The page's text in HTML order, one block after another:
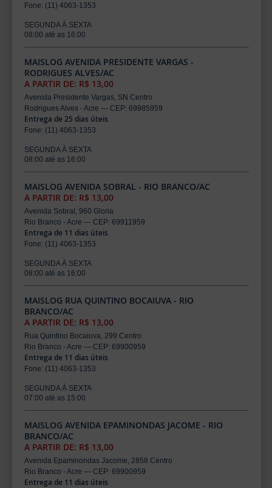
Fone: (11) 4063-1353
SEGUNDA À SEXTA
08:00 até as 16:00
MAISLOG AVENIDA PRESIDENTE VARGAS -
RODRIGUES ALVES/AC
A PARTIR DE: R$ 13,00
Avenida Presidente Vargas, SN Centro
Rodrigues Alves - Acre — CEP: 69985959
Entrega de 25 dias úteis
Fone: (11) 4063-1353
SEGUNDA À SEXTA
08:00 até as 16:00
MAISLOG AVENIDA SOBRAL - RIO BRANCO/AC
A PARTIR DE: R$ 13,00
Avenida Sobral, 960 Gloria
Rio Branco - Acre — CEP: 69911959
Entrega de 11 dias úteis
Fone: (11) 4063-1353
SEGUNDA À SEXTA
08:00 até as 16:00
MAISLOG RUA QUINTINO BOCAIUVA - RIO
BRANCO/AC
A PARTIR DE: R$ 13,00
Rua Quintino Bocaiuva, 299 Centro
Rio Branco - Acre — CEP: 69900959
Entrega de 11 dias úteis
Fone: (11) 4063-1353
SEGUNDA À SEXTA
07:00 até as 15:00
MAISLOG AVENIDA EPAMINONDAS JACOME - RIO
BRANCO/AC
A PARTIR DE: R$ 13,00
Avenida Epaminondas Jacome, 2858 Centro
Rio Branco - Acre — CEP: 69900959
Entrega de 11 dias úteis